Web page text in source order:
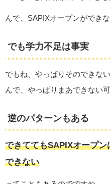
んで、SAPIXオープンができ
でも学力不足は事実
でもね、やっぱりそのできな
んで、やっぱりまあできない
逆のパターンもある
できててもSAPIXオープ
できない